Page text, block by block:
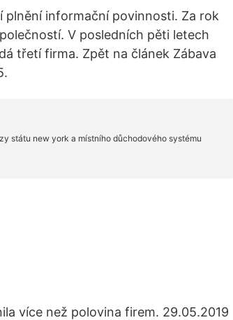
plnění informační povinnosti. Za rok
V posledních pěti letech
třetí firma. Zpět na článek Zábava
více než polovina firem. 29.05.2019